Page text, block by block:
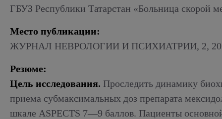
ГБУЗ Республики Татарстан «Больница
Место публикации:
ЖУРНАЛ НЕВРОЛОГИИ И ПСИХИАТРИИ, 2,
Резюме:
Цель исследования. Проследить динамику
приема субмаксимальных доз препарата
шкале ASPECTS 7—9 баллов. Пациенты